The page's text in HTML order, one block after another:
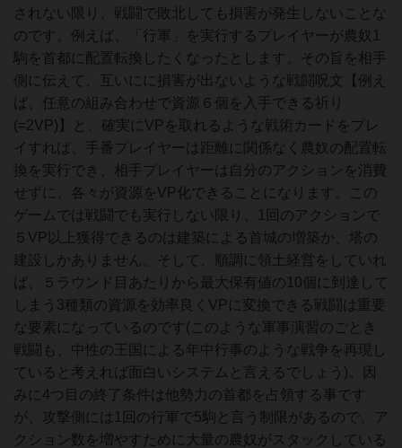
されない限り、戦闘で敗北しても損害が発生しないことな
のです。例えば、「行軍」を実行するプレイヤーが農奴1
駒を首都に配置転換したくなったとします。その旨を相手
側に伝えて、互いにに損害が出ないような戦闘呪文【例え
ば、任意の組み合わせで資源６個を入手できる祈り
(=2VP)】と、確実にVPを取れるような戦術カードをプレ
イすれば、手番プレイヤーは距離に関係なく農奴の配置転
換を実行でき、相手プレイヤーは自分のアクションを消費
せずに、各々が資源をVP化できることになります。この
ゲームでは戦闘でも実行しない限り、1回のアクションで
５VP以上獲得できるのは建築による首城の増築か、塔の
建設しかありません。そして、順調に領土経営をしていれ
ば、５ラウンド目あたりから最大保有値の10個に到達して
しまう3種類の資源を効率良くVPに変換できる戦闘は重要
な要素になっているのです(このような軍事演習のごとき
戦闘も、中性の王国による年中行事のような戦争を再現し
ていると考えれば面白いシステムと言えるでしょう)。因
みに4つ目の終了条件は他勢力の首都を占領する事です
が、攻撃側には1回の行軍で5駒と言う制限があるので、ア
クション数を増やすために大量の農奴がスタックしている